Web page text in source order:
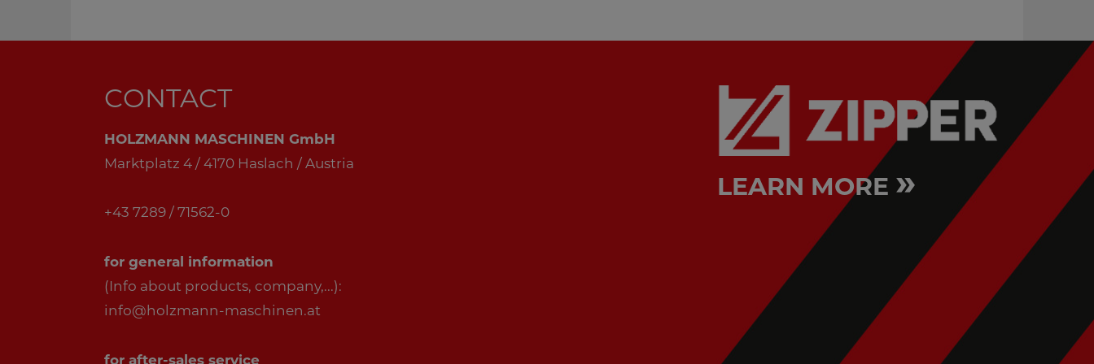
CONTACT
HOLZMANN MASCHINEN GmbH
Marktplatz 4 / 4170 Haslach / Austria
+43 7289 / 71562-0
for general information
(Info about products, company,...):
info@holzmann-maschinen.at
for after-sales service
LEARN MORE »